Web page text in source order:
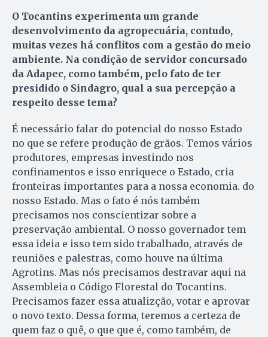
O Tocantins experimenta um grande
desenvolvimento da agropecuária, contudo,
muitas vezes há conflitos com a gestão do meio
ambiente. Na condição de servidor concursado
da Adapec, como também, pelo fato de ter
presidido o Sindagro, qual a sua percepção a
respeito desse tema?
É necessário falar do potencial do nosso Estado
no que se refere produção de grãos. Temos vários
produtores, empresas investindo nos
confinamentos e isso enriquece o Estado, cria
fronteiras importantes para a nossa economia. do
nosso Estado. Mas o fato é nós também
precisamos nos conscientizar sobre a
preservação ambiental. O nosso governador tem
essa ideia e isso tem sido trabalhado, através de
reuniões e palestras, como houve na última
Agrotins. Mas nós precisamos destravar aqui na
Assembleia o Código Florestal do Tocantins.
Precisamos fazer essa atualizção, votar e aprovar
o novo texto. Dessa forma, teremos a certeza de
quem faz o quê, o que que é, como também, de